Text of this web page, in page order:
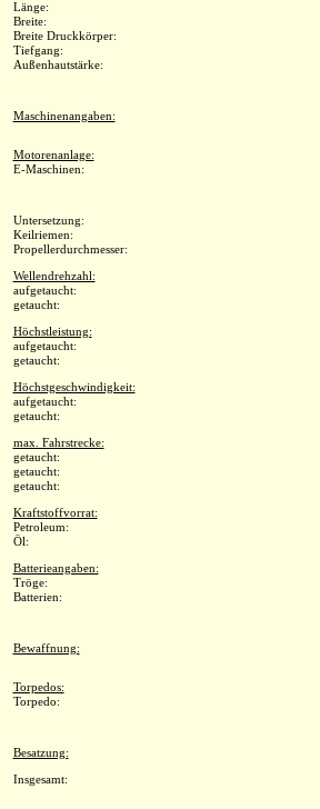
Länge:
Breite:
Breite Druckkörper:
Tiefgang:
Außenhautstärke:
Maschinenangaben:
Motorenanlage:
E-Maschinen:
Untersetzung:
Keilriemen:
Propellerdurchmesser:
Wellendrehzahl:
aufgetaucht:
getaucht:
Höchstleistung:
aufgetaucht:
getaucht:
Höchstgeschwindigkeit:
aufgetaucht:
getaucht:
max. Fahrstrecke:
getaucht:
getaucht:
getaucht:
Kraftstoffvorrat:
Petroleum:
Öl:
Batterieangaben:
Tröge:
Batterien:
Bewaffnung:
Torpedos:
Torpedo:
Besatzung:
Insgesamt: